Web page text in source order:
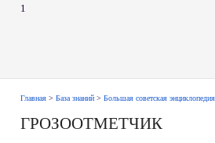
1
Главная > База знаний > Большая советская энциклопедия
ГРОЗООТМЕТЧИК